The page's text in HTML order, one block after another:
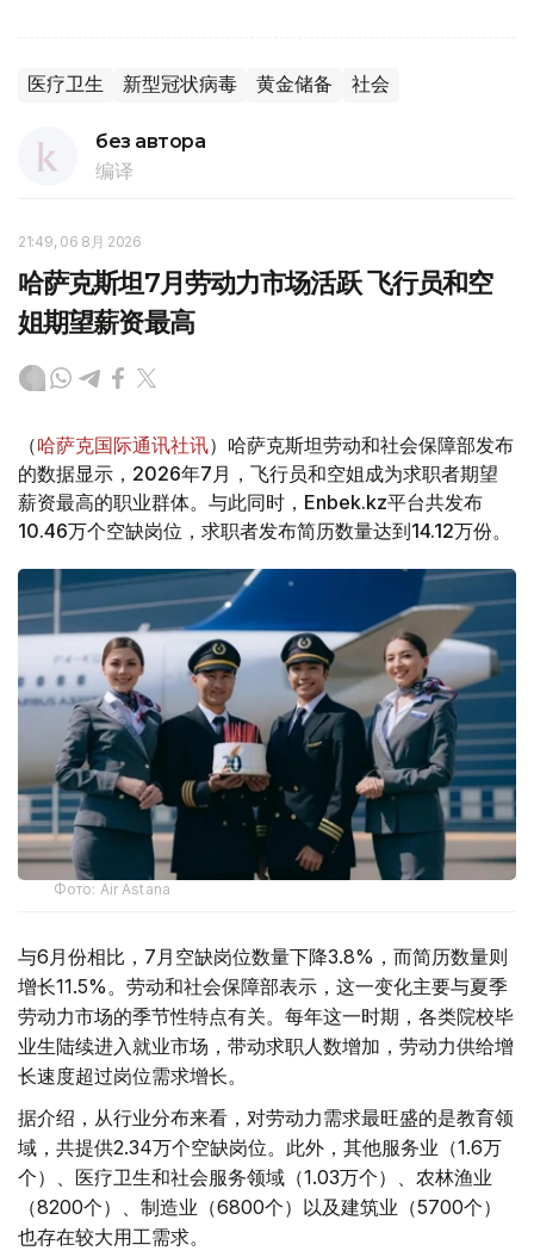
医疗卫生 新型冠状病毒 黄金储备 社会
без автора
编译
21:49, 06 8月 2026
哈萨克斯坦7月劳动力市场活跃 飞行员和空
姐期望薪资最高
（哈萨克国际通讯社讯）哈萨克斯坦劳动和社会保障部发布
的数据显示，2026年7月，飞行员和空姐成为求职者期望
薪资最高的职业群体。与此同时，Enbek.kz平台共发布
10.46万个空缺岗位，求职者发布简历数量达到14.12万份。
Фото: Air Astana
与6月份相比，7月空缺岗位数量下降3.8%，而简历数量则
增长11.5%。劳动和社会保障部表示，这一变化主要与夏季
劳动力市场的季节性特点有关。每年这一时期，各类院校毕
业生陆续进入就业市场，带动求职人数增加，劳动力供给增
长速度超过岗位需求增长。
据介绍，从行业分布来看，对劳动力需求最旺盛的是教育领
域，共提供2.34万个空缺岗位。此外，其他服务业（1.6万
个）、医疗卫生和社会服务领域（1.03万个）、农林渔业
（8200个）、制造业（6800个）以及建筑业（5700个）
也存在较大用工需求。